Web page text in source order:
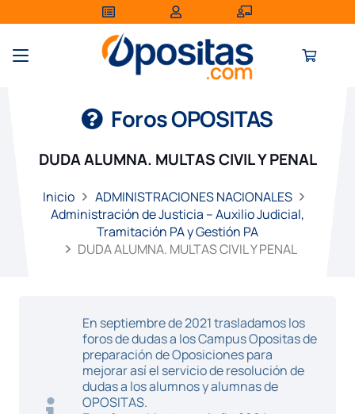
Foros OPOSITAS
DUDA ALUMNA. MULTAS CIVIL Y PENAL
Inicio
ADMINISTRACIONES NACIONALES
Administración de Justicia – Auxilio Judicial,
Tramitación PA y Gestión PA
DUDA ALUMNA. MULTAS CIVIL Y PENAL
En septiembre de 2021 trasladamos los
foros de dudas a los Campus Opositas de
preparación de Oposiciones para
mejorar así el servicio de resolución de
dudas a los alumnos y alumnas de
OPOSITAS.